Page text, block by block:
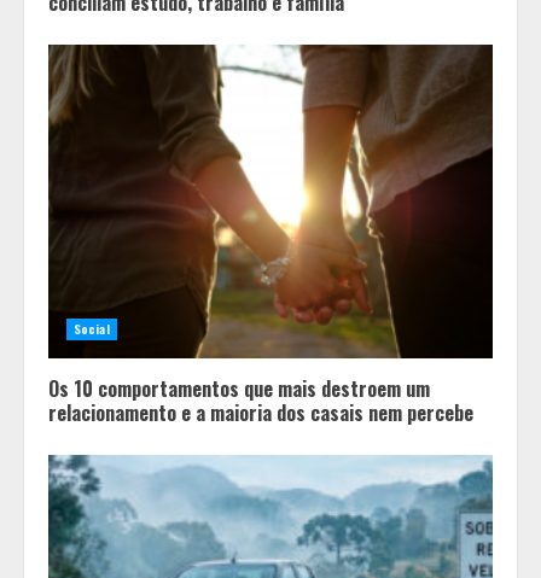
Social
Os 10 comportamentos que mais destroem um
relacionamento e a maioria dos casais nem percebe